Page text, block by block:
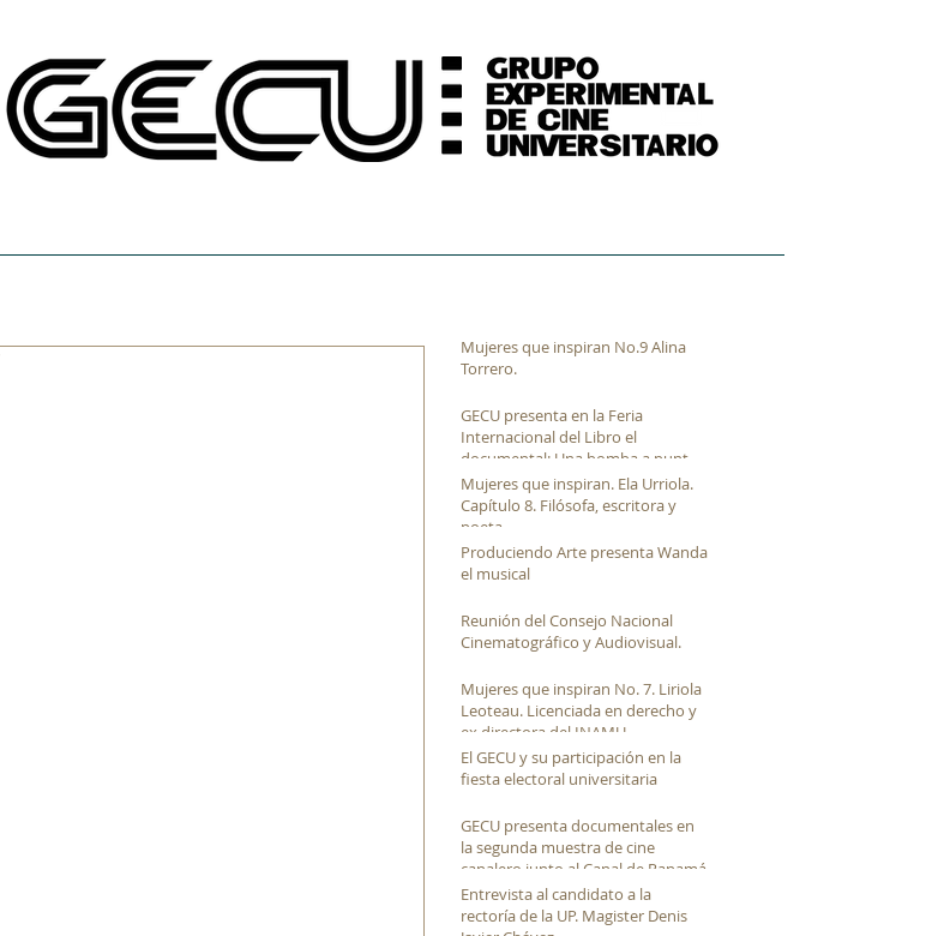
Mujeres que inspiran No.9 Alina
Torrero.
GECU presenta en la Feria
Internacional del Libro el
documental: Una bomba a punto
de estallar de Luis Franco.
Mujeres que inspiran. Ela Urriola.
Capítulo 8. Filósofa, escritora y
poeta
Produciendo Arte presenta Wanda
el musical
Reunión del Consejo Nacional
Cinematográfico y Audiovisual.
Mujeres que inspiran No. 7. Liriola
Leoteau. Licenciada en derecho y
ex directora del INAMU
El GECU y su participación en la
fiesta electoral universitaria
GECU presenta documentales en
la segunda muestra de cine
canalero junto al Canal de Panamá
Entrevista al candidato a la
rectoría de la UP. Magister Denis